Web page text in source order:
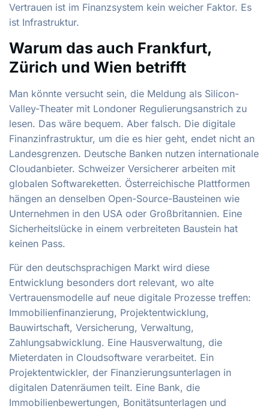
Vertrauen ist im Finanzsystem kein weicher Faktor. Es
ist Infrastruktur.
Warum das auch Frankfurt,
Zürich und Wien betrifft
Man könnte versucht sein, die Meldung als Silicon-
Valley-Theater mit Londoner Regulierungsanstrich zu
lesen. Das wäre bequem. Aber falsch. Die digitale
Finanzinfrastruktur, um die es hier geht, endet nicht an
Landesgrenzen. Deutsche Banken nutzen internationale
Cloudanbieter. Schweizer Versicherer arbeiten mit
globalen Softwareketten. Österreichische Plattformen
hängen an denselben Open-Source-Bausteinen wie
Unternehmen in den USA oder Großbritannien. Eine
Sicherheitslücke in einem verbreiteten Baustein hat
keinen Pass.
Für den deutschsprachigen Markt wird diese
Entwicklung besonders dort relevant, wo alte
Vertrauensmodelle auf neue digitale Prozesse treffen:
Immobilienfinanzierung, Projektentwicklung,
Bauwirtschaft, Versicherung, Verwaltung,
Zahlungsabwicklung. Eine Hausverwaltung, die
Mieterdaten in Cloudsoftware verarbeitet. Ein
Projektentwickler, der Finanzierungsunterlagen in
digitalen Datenräumen teilt. Eine Bank, die
Immobilienbewertungen, Bonitätsunterlagen und